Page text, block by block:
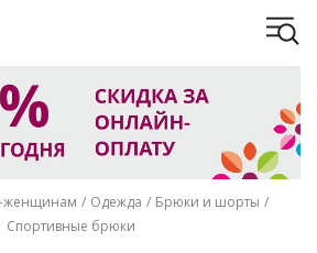
женщинам Одежда
Брюки и шорты
Спортивные брюки